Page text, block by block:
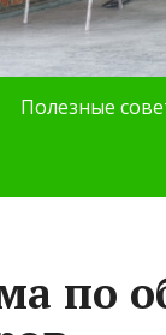
Полезные
по